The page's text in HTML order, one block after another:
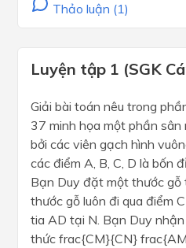
Thảo luận (1)
Luyện tập 1 (SGK
Giải bài toán nêu trong
37 minh họa một phần
bởi các viên gạch hình
các điểm A, B, C, D là bốn
Bạn Duy đặt một thước gỗ
thước gỗ luôn đi qua điểm
tia AD tại N. Bạn Duy
thức frac{CM}{CN}